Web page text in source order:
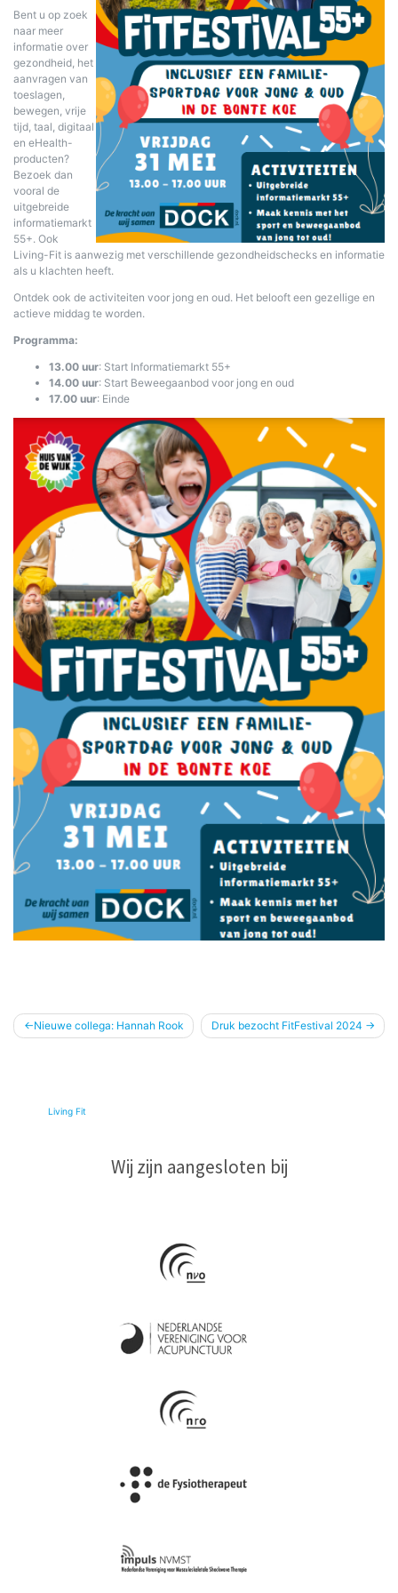
Bent u op zoek
naar meer
informatie over
gezondheid, het
aanvragen van
toeslagen,
bewegen, vrije
tijd, taal, digitaal
en eHealth-
producten?
Bezoek dan
vooral de
uitgebreide
informatiemarkt
55+. Ook
Living-Fit is aanwezig met verschillende gezondheidschecks en informatie
als u klachten heeft.
Ontdek ook de activiteiten voor jong en oud. Het belooft een gezellige en
actieve middag te worden.
Programma:
13.00 uur: Start Informatiemarkt 55+
14.00 uur: Start Beweegaanbod voor jong en oud
17.00 uur: Einde
Bericht
Nieuwe collega: Hannah Rook Druk bezocht FitFestival 2024
Living Fit
Wij zijn aangesloten bij